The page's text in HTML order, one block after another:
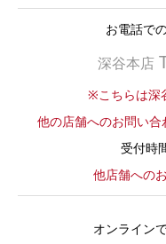
お電話で
深谷本店
※こちらは深
他の店舗へのお問い合
受付時
他店舗への
オンライン